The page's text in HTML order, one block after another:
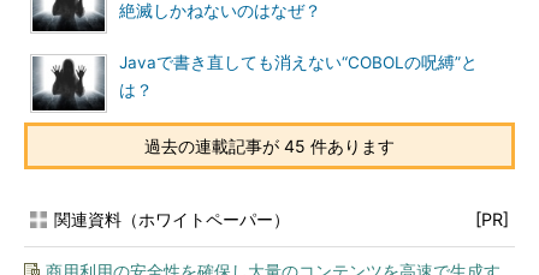
絶滅しかねないのはなぜ？
Javaで書き直しても消えない“COBOLの呪縛”と
は？
過去の連載記事が 45 件あります
関連資料（ホワイトペーパー） [PR]
商用利用の安全性を確保し大量のコンテンツを高速で生成す